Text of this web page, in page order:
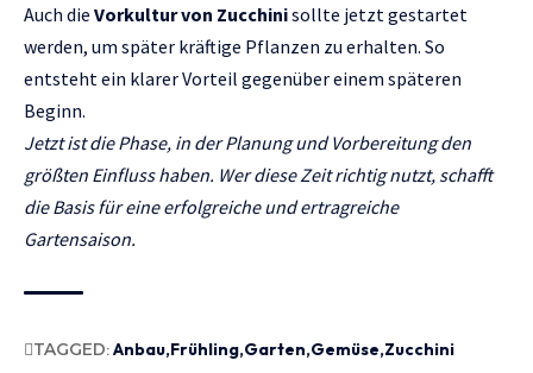
Auch die Vorkultur von Zucchinisollte jetzt gestartet
werden, um später kräftige Pflanzen zu erhalten. So
entsteht ein klarer Vorteil gegenüber einem späteren
Beginn.
Jetzt ist die Phase, in der Planung und Vorbereitung den
größten Einfluss haben. Wer diese Zeit richtig nutzt, schafft
die Basis für eine erfolgreiche und ertragreiche
Gartensaison.
TAGGED:Anbau Frühling Garten Gemüse Zucchini